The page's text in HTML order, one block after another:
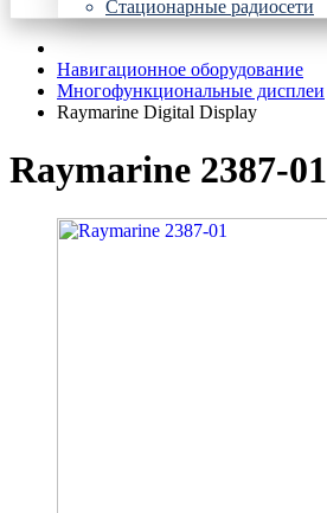
Стационарные радиосети
Навигационное оборудование
Многофункциональные дисплеи
Raymarine Digital Display
Raymarine 2387-01